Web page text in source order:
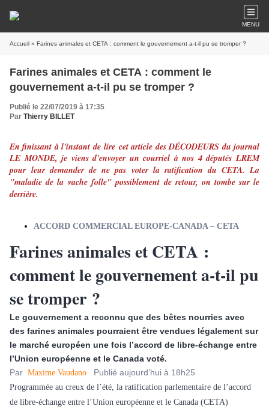
MENU
Accueil » Farines animales et CETA : comment le gouvernement a-t-il pu se tromper ?
Farines animales et CETA : comment le
gouvernement a-t-il pu se tromper ?
Publié le 22/07/2019 à 17:35
Par Thierry BILLET
En finissant à l'instant delire cet article des DÉCODEURS du journal
LE MONDE, je viens d'envoyer un courriel à nos 4 députés LREM
pourleur demander de ne pas voter la ratification du CETA. La
"maladie de la vache folle" possiblement de retour, on tombe sur le
derrière.
ACCORD COMMERCIAL EUROPE-CANADA – CETA
Farines animales et CETA :
comment le gouvernement a-t-il pu
se tromper ?
Le gouvernement a reconnu que des bêtes nourries avec
des farines animales pourraient être vendues légalement sur
le marché européen une fois l’accord de libre-échange entre
l’Union européenne et le Canada voté.
Par Maxime Vaudano Publié aujourd’hui à 18h25
Programmée au creux de l’été, la ratification parlementaire de l’accord
de libre-échange entre l’Union européenne et le Canada (CETA)